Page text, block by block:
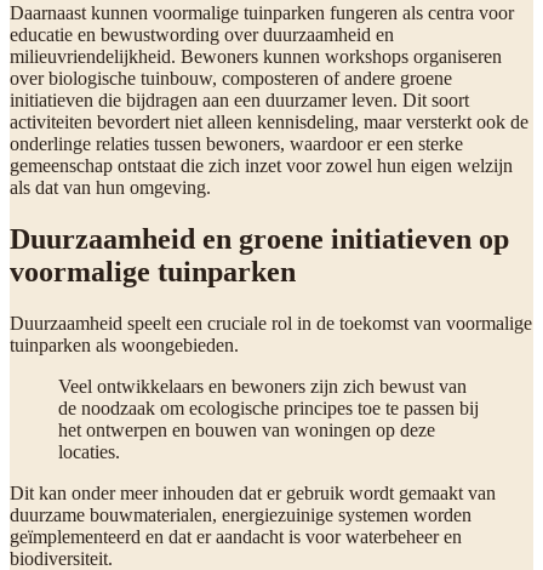
Daarnaast kunnen voormalige tuinparken fungeren als centra voor
educatie en bewustwording over duurzaamheid en
milieuvriendelijkheid. Bewoners kunnen workshops organiseren
over biologische tuinbouw, composteren of andere groene
initiatieven die bijdragen aan een duurzamer leven. Dit soort
activiteiten bevordert niet alleen kennisdeling, maar versterkt ook de
onderlinge relaties tussen bewoners, waardoor er een sterke
gemeenschap ontstaat die zich inzet voor zowel hun eigen welzijn
als dat van hun omgeving.
Duurzaamheid en groene initiatieven op
voormalige tuinparken
Duurzaamheid speelt een cruciale rol in de toekomst van voormalige
tuinparken als woongebieden.
Veel ontwikkelaars en bewoners zijn zich bewust van
de noodzaak om ecologische principes toe te passen bij
het ontwerpen en bouwen van woningen op deze
locaties.
Dit kan onder meer inhouden dat er gebruik wordt gemaakt van
duurzame bouwmaterialen, energiezuinige systemen worden
geïmplementeerd en dat er aandacht is voor waterbeheer en
biodiversiteit.